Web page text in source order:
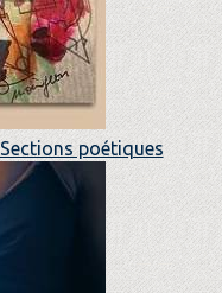
poétiques